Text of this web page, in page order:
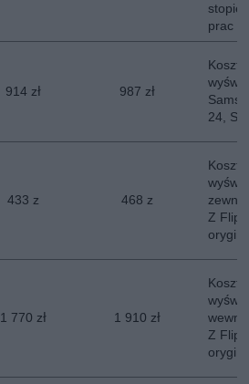
prac
914 zł 987 zł
Koszt
24,
433 z 468 z
Koszt
Z Flip
1 770 zł 1 910 zł
Koszt
Z Flip